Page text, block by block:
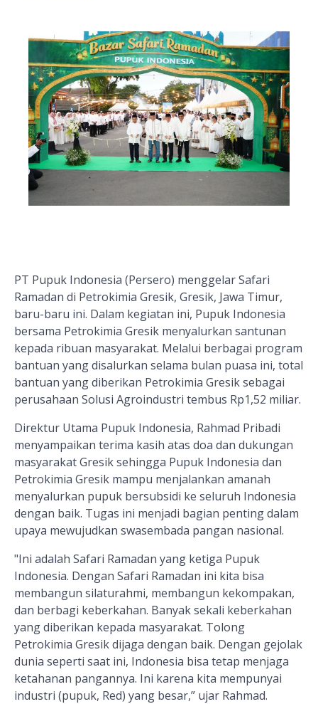
PT Pupuk Indonesia (Persero) menggelar Safari
Ramadan di Petrokimia Gresik, Gresik, Jawa Timur,
baru-baru ini. Dalam kegiatan ini, Pupuk Indonesia
bersama Petrokimia Gresik menyalurkan santunan
kepada ribuan masyarakat. Melalui berbagai program
bantuan yang disalurkan selama bulan puasa ini, total
bantuan yang diberikan Petrokimia Gresik sebagai
perusahaan Solusi Agroindustri tembus Rp1,52 miliar.
Direktur Utama Pupuk Indonesia, Rahmad Pribadi
menyampaikan terima kasih atas doa dan dukungan
masyarakat Gresik sehingga Pupuk Indonesia dan
Petrokimia Gresik mampu menjalankan amanah
menyalurkan pupuk bersubsidi ke seluruh Indonesia
dengan baik. Tugas ini menjadi bagian penting dalam
upaya mewujudkan swasembada pangan nasional.
"Ini adalah Safari Ramadan yang ketiga Pupuk
Indonesia. Dengan Safari Ramadan ini kita bisa
membangun silaturahmi, membangun kekompakan,
dan berbagi keberkahan. Banyak sekali keberkahan
yang diberikan kepada masyarakat. Tolong
Petrokimia Gresik dijaga dengan baik. Dengan gejolak
dunia seperti saat ini, Indonesia bisa tetap menjaga
ketahanan pangannya. Ini karena kita mempunyai
industri (pupuk, Red) yang besar,” ujar Rahmad.